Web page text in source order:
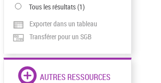
Tous les résultats(1)
Exporter dans un tableau
Transférer pour un SGB
AUTRES RESSOURCES